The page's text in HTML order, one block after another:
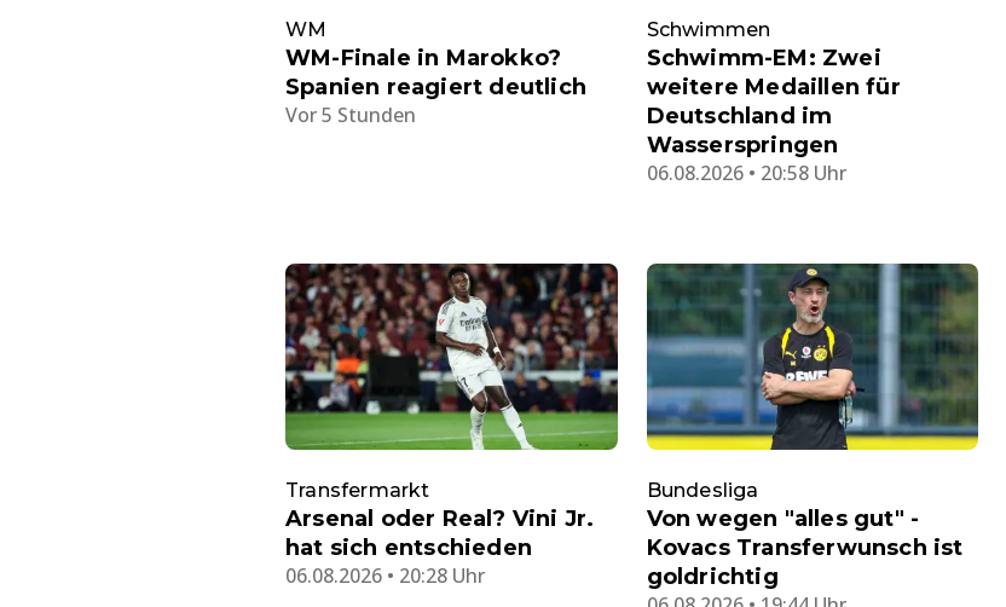
WM
WM-Finale in Marokko?
Spanien reagiert deutlich
Vor 5 Stunden
Schwimmen
Schwimm-EM: Zwei
weitere Medaillen für
Deutschland im
Wasserspringen
06.08.2026 • 20:58 Uhr
Transfermarkt
Arsenal oder Real? Vini Jr.
hat sich entschieden
06.08.2026 • 20:28 Uhr
Bundesliga
Von wegen "alles gut" -
Kovacs Transferwunsch ist
goldrichtig